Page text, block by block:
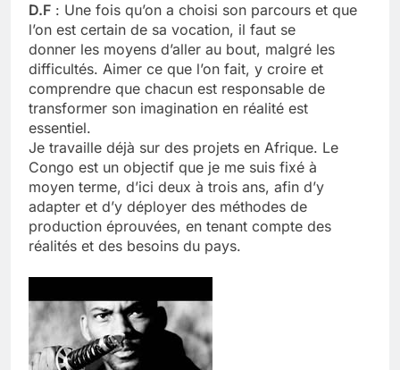
D.F : Une fois qu’on a choisi son parcours et que
l’on est certain de sa vocation, il faut se
donner les moyens d’aller au bout, malgré les
difficultés. Aimer ce que l’on fait, y croire et
comprendre que chacun est responsable de
transformer son imagination en réalité est
essentiel.
Je travaille déjà sur des projets en Afrique. Le
Congo est un objectif que je me suis fixé à
moyen terme, d’ici deux à trois ans, afin d’y
adapter et d’y déployer des méthodes de
production éprouvées, en tenant compte des
réalités et des besoins du pays.